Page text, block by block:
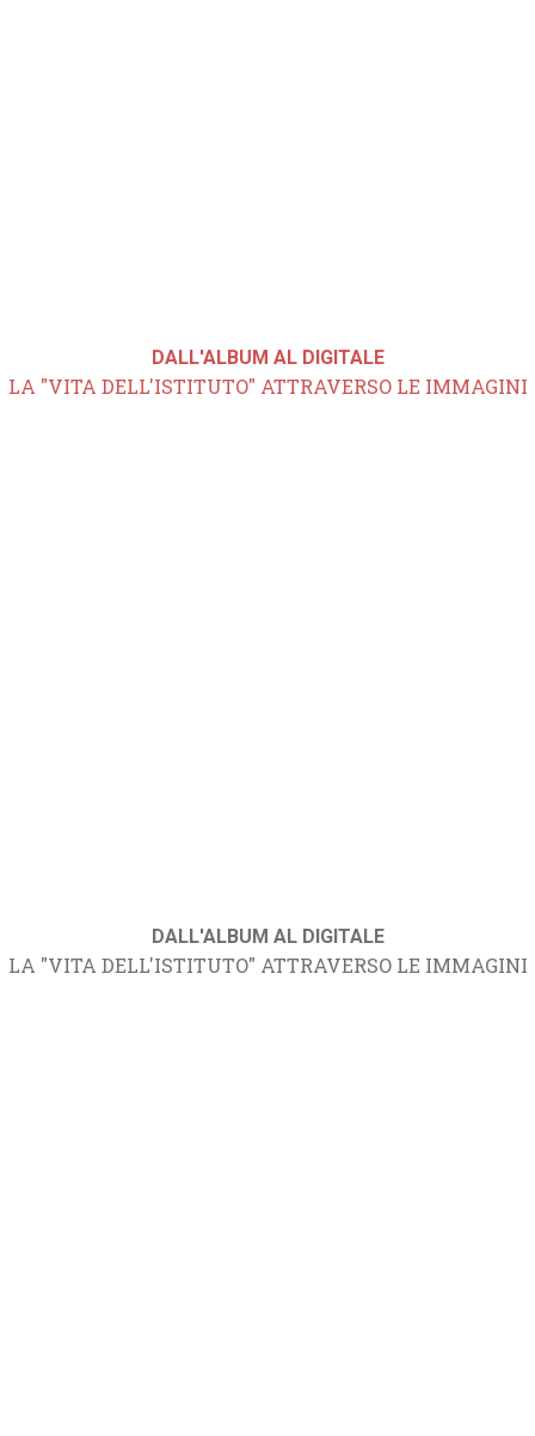
DALL'ALBUM AL DIGITALE
LA "VITA DELL'ISTITUTO" ATTRAVERSO LE IMMAGINI
DALL'ALBUM AL DIGITALE
LA "VITA DELL'ISTITUTO" ATTRAVERSO LE IMMAGINI